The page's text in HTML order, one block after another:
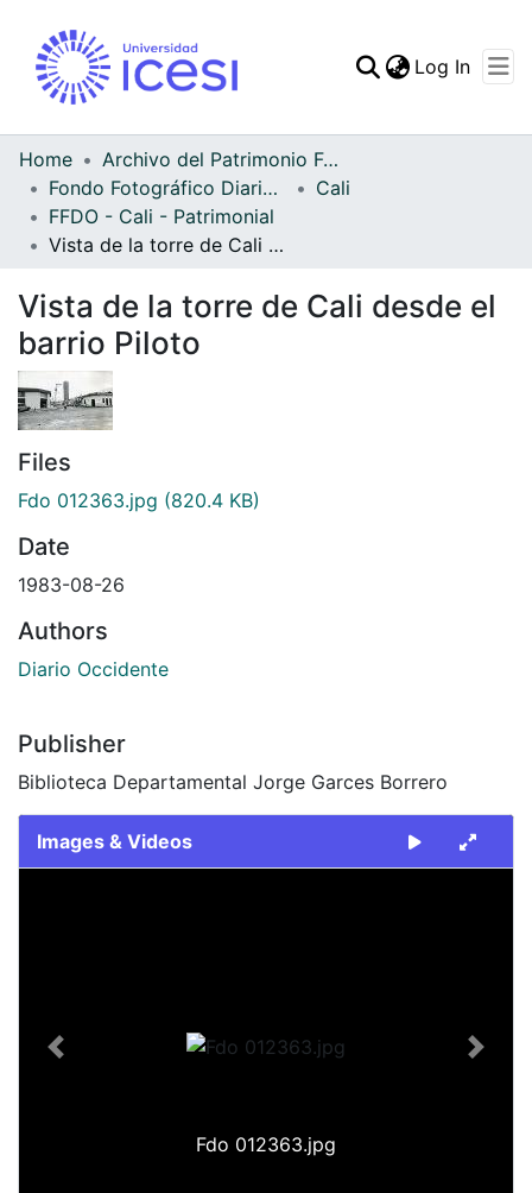
Statistics
Log In
Home
Archivo del Patrimonio Fotográfico y Fílmico del Valle del Cauca
Fondo Fotográfico Diario Occidente
Cali
FFDO - Cali - Patrimonial
Vista de la torre de Cali desde el barrio Piloto
Vista de la torre de Cali desde el
barrio Piloto
Files
Fdo 012363.jpg (820.4 KB)
Date
1983-08-26
Authors
Diario Occidente
Publisher
Biblioteca Departamental Jorge Garces Borrero
Images & Videos
Fdo 012363.jpg
Previous Next